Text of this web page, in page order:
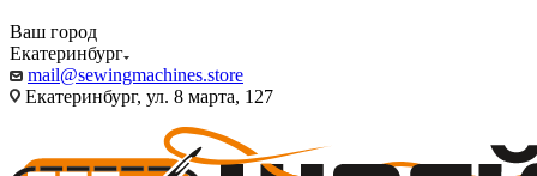
Ваш город
Екатеринбург
mail@sewingmachines.store
Екатеринбург, ул. 8 марта, 127